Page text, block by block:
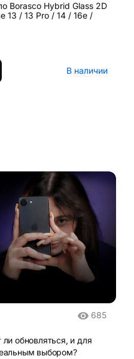
Borasco Hybrid Glass 2D
13 / 13 Pro / 14 / 16e /
В наличии
685
обновляться, и для
выбором?